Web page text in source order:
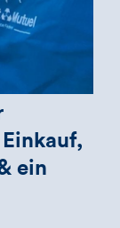
ein